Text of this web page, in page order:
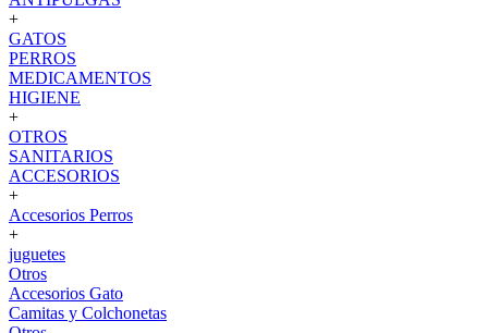
+
GATOS
PERROS
MEDICAMENTOS
HIGIENE
+
OTROS
SANITARIOS
ACCESORIOS
+
Accesorios Perros
+
juguetes
Otros
Accesorios Gato
Camitas y Colchonetas